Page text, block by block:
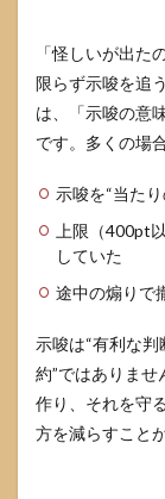
「怪しいが出た
限らず示唆を追
は、「示唆の意
です。多くの場
示唆を“当た
上限（400pt
していた
途中の煽りで
示唆は“有利な判
約”ではありま
作り、それを守
方を減らすこと